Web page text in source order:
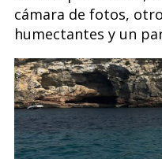
cámara de fotos,
humectantes y un